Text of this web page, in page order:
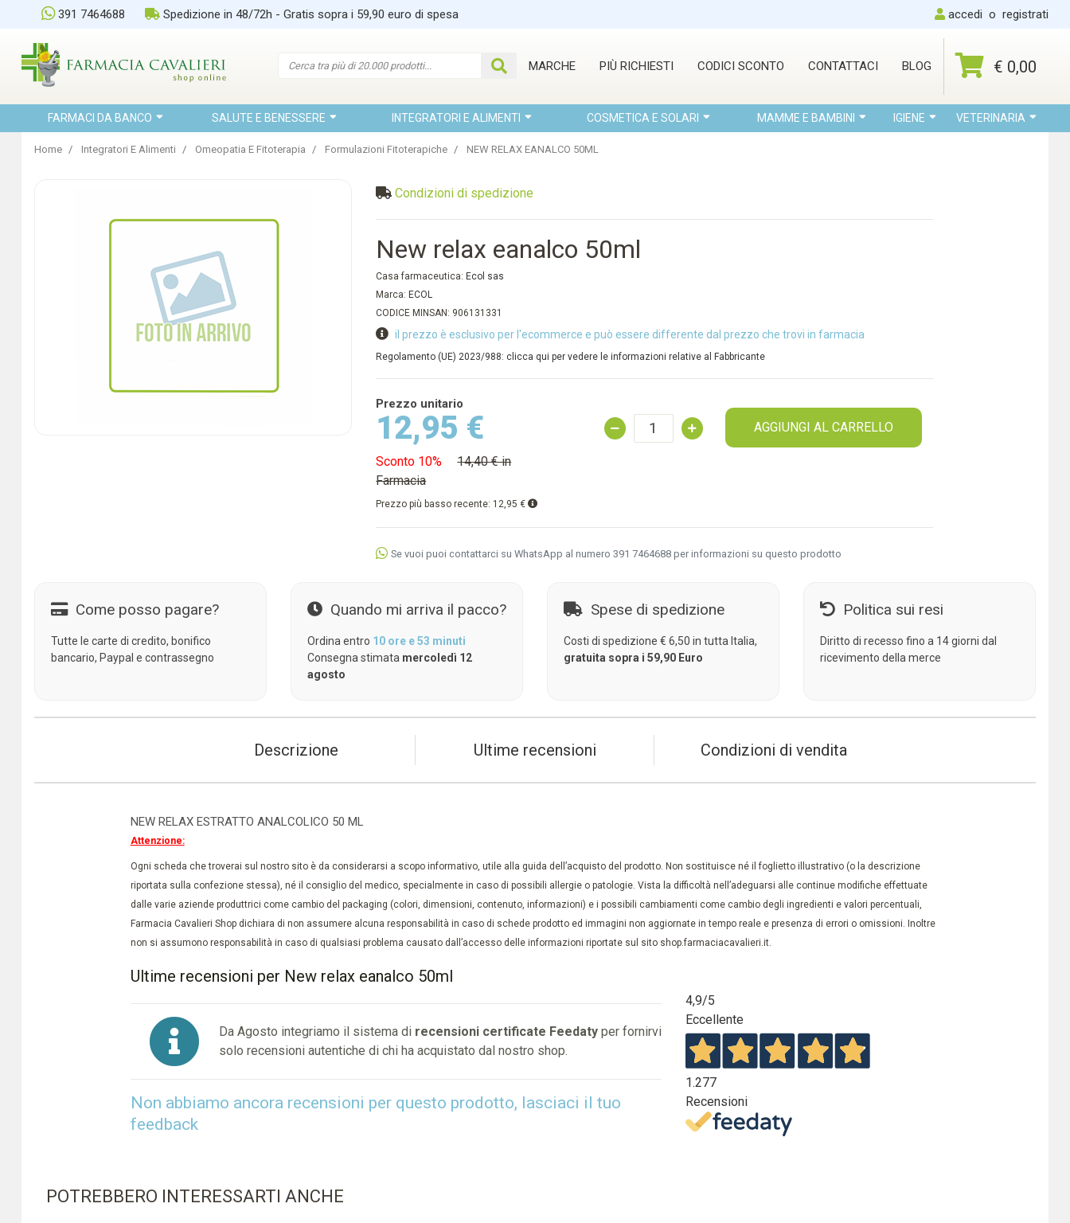
391 7464688 Spedizione in 48/72h - Gratis sopra i 59,90 euro di spesa accedi o registrati
MARCHE PIÙ RICHIESTI CODICI SCONTO CONTATTACI BLOG € 0,00
FARMACI DA BANCO SALUTE E BENESSERE INTEGRATORI E ALIMENTI COSMETICA E SOLARI MAMME E BAMBINI IGIENE VETERINARIA
Home Integratori E Alimenti Omeopatia E Fitoterapia Formulazioni Fitoterapiche NEW RELAX EANALCO 50ML
Condizioni di spedizione
New relax eanalco 50ml
Casa farmaceutica: Ecol sas
Marca: ECOL
CODICE MINSAN: 906131331
il prezzo è esclusivo per l'ecommerce e può essere differente dal prezzo che trovi in farmacia
Regolamento (UE) 2023/988: clicca qui per vedere le informazioni relative al Fabbricante
Prezzo unitario
12,95 €
Sconto 10%
14,40 € in
Farmacia
Prezzo più basso recente: 12,95 €
AGGIUNGI AL CARRELLO
Se vuoi puoi contattarci su WhatsApp al numero 391 7464688 per informazioni su questo prodotto
Come posso pagare?
Tutte le carte di credito, bonifico
bancario, Paypal e contrassegno
Quando mi arriva il pacco?
Ordina entro 10 ore e 53 minuti
Consegna stimata mercoledì 12
agosto
Spese di spedizione
Costi di spedizione € 6,50 in tutta Italia,
gratuita sopra i 59,90 Euro
Politica sui resi
Diritto di recesso fino a 14 giorni dal
ricevimento della merce
Descrizione Ultime recensioni Condizioni di vendita
NEW RELAX ESTRATTO ANALCOLICO 50 ML
Attenzione:
Ogni scheda che troverai sul nostro sito è da considerarsi a scopo informativo, utile alla guida dell’acquisto del prodotto. Non sostituisce né il foglietto illustrativo (o la descrizione
riportata sulla confezione stessa), né il consiglio del medico, specialmente in caso di possibili allergie o patologie. Vista la difficoltà nell’adeguarsi alle continue modifiche effettuate
dalle varie aziende produttrici come cambio del packaging (colori, dimensioni, contenuto, informazioni) e i possibili cambiamenti come cambio degli ingredienti e valori percentuali,
Farmacia Cavalieri Shop dichiara di non assumere alcuna responsabilità in caso di schede prodotto ed immagini non aggiornate in tempo reale e presenza di errori o omissioni. Inoltre
non si assumono responsabilità in caso di qualsiasi problema causato dall’accesso delle informazioni riportate sul sito shop.farmaciacavalieri.it.
Ultime recensioni per New relax eanalco 50ml
Da Agosto integriamo il sistema di recensioni certificate Feedatyper fornirvi
solo recensioni autentiche di chi ha acquistato dal nostro shop.
Non abbiamo ancora recensioni per questo prodotto, lasciaci il tuo
feedback
4,9/5
Eccellente
1.277
Recensioni
POTREBBERO INTERESSARTI ANCHE